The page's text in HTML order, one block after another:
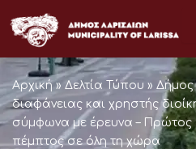
στο
περιεχόμενο
Αρχική » Δελτία Τύπου »
διαφάνειας και χρηστής
σύμφωνα με έρευνα – Πρώτος
πέμπτος σε όλη τη χώρα